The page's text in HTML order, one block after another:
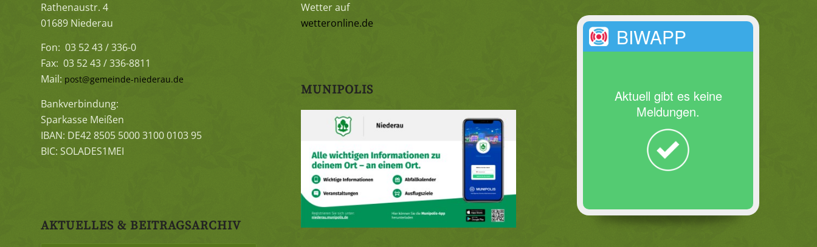
Rathenaustr. 4
01689 Niederau
Fon: 03 52 43 / 336-0
Fax: 03 52 43 / 336-8811
Mail: post@gemeinde-niederau.de
Bankverbindung:
Sparkasse Meißen
IBAN: DE42 8505 5000 3100 0103 95
BIC: SOLADES1MEI
AKTUELLES & BEITRAGSARCHIV
Wetter auf
wetteronline.de
MUNIPOLIS
BIWAPP
Aktuell gibt es keine
Meldungen.